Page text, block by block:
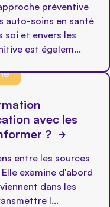
préventive
auto-soins en santé
soi et envers les
est égalem...
avec les
?
entre les sources
examine d'abord
dans les
l...